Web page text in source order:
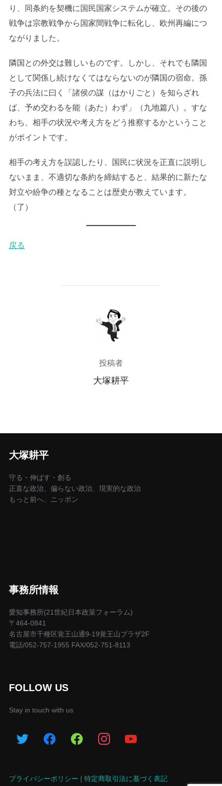
り、同条約を契機に国民国家システムが確立。その後の
戦争は宗教戦争から国家間戦争に転化し、欧州再編につ
ながりました。
隣国との外交は難しいものです。しかし、それでも隣国
として関係し続けなくてはならないのが隣国の宿命。孫
子の兵法に曰く「諸侯の謀（はかりごと）を知らざれ
ば、予め交わるを能（あた）わず」（九地篇八）。すな
わち、相手の状況や考え方をどう推察するかということ
がポイントです。
相手の考え方を誤認したり、国民に状況を正直に説明し
ないまま、不適切な条約を締結すると、結果的に新たな
対立や紛争の種となることは歴史が教えています。
（了）
戻る
投稿者
投稿者
大塚耕平
大塚耕平
守る・伸ばす・創る
正直な政治、偏らない政治、現実的な政治
もっと前へ、ニッポン
事務所情報
愛知事務所(21世紀日本政策フォーラム)
〒464-0841
名古屋市千種区覚王山通9-19覚王山プラザ2F
電話/052-757-1955 FAX/052-751-8113
FOLLOW US
Stay in touch with us
プライバシーポリシー | 特定商取引法に基づく表記